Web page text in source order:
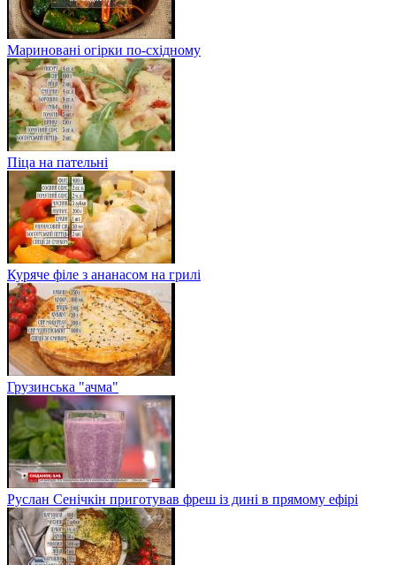
Мариновані огірки по-східному
Піца на пательні
Куряче філе з ананасом на грилі
Грузинська "ачма"
Руслан Сенічкін приготував фреш із дині в прямому ефірі